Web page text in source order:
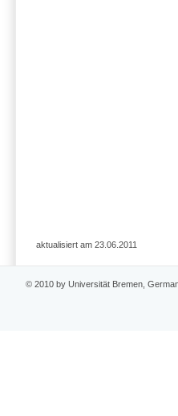
aktualisiert am 23.06.2011
© 2010 by Universität Bremen,